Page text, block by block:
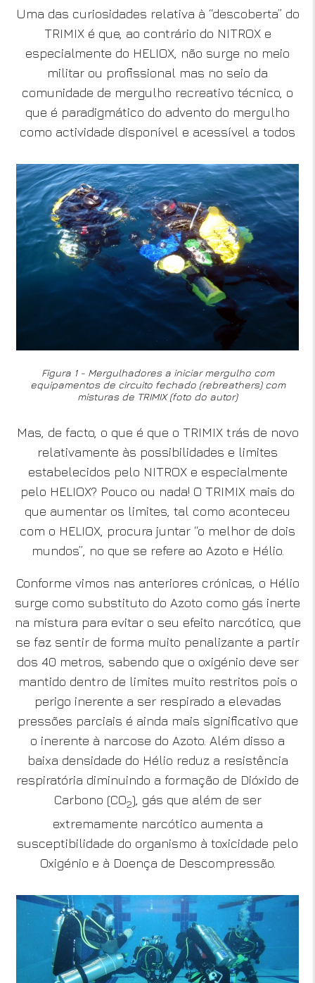
Uma das curiosidades relativa à “descoberta” do
TRIMIX é que, ao contrário do NITROX e
especialmente do HELIOX, não surge no meio
militar ou profissional mas no seio da
comunidade de mergulho recreativo técnico, o
que é paradigmático do advento do mergulho
como actividade disponível e acessível a todos
Figura 1 - Mergulhadores a iniciar mergulho com
equipamentos de circuito fechado (rebreathers) com
misturas de TRIMIX (foto do autor)
Mas, de facto, o que é que o TRIMIX trás de novo
relativamente às possibilidades e limites
estabelecidos pelo NITROX e especialmente
pelo HELIOX? Pouco ou nada! O TRIMIX mais do
que aumentar os limites, tal como aconteceu
com o HELIOX, procura juntar “o melhor de dois
mundos”, no que se refere ao Azoto e Hélio.
Conforme vimos nas anteriores crónicas, o Hélio
surge como substituto do Azoto como gás inerte
na mistura para evitar o seu efeito narcótico, que
se faz sentir de forma muito penalizante a partir
dos 40 metros, sabendo que o oxigénio deve ser
mantido dentro de limites muito restritos pois o
perigo inerente a ser respirado a elevadas
pressões parciais é ainda mais significativo que
o inerente à narcose do Azoto. Além disso a
baixa densidade do Hélio reduz a resistência
respiratória diminuindo a formação de Dióxido de
Carbono (CO2), gás que além de ser
extremamente narcótico aumenta a
susceptibilidade do organismo à toxicidade pelo
Oxigénio e à Doença de Descompressão.